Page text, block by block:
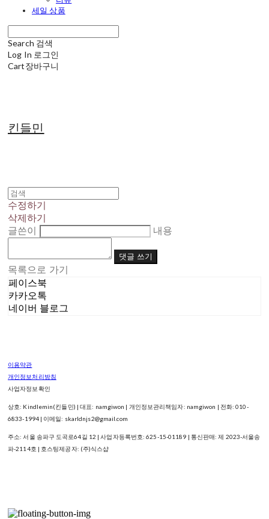
세일 상품
Search 검색
Log In 로그인
Cart장바구니
킨들민
수정하기
삭제하기
글쓴이
내용
댓글 쓰기
목록으로 가기
페이스북
카카오톡
네이버 블로그
이용약관
개인정보처리방침
사업자정보확인
상호: Kindlemin(킨들민) | 대표: namgiwon | 개인정보관리책임자: namgiwon | 전화: 010-
6833-1994 | 이메일: skarldnjs2@gmail.com
주소: 서울 송파구 도곡로64길 12 | 사업자등록번호:625-15-01189 | 통신판매:제 2023-서울송
파-2114호 | 호스팅제공자: (주)식스샵